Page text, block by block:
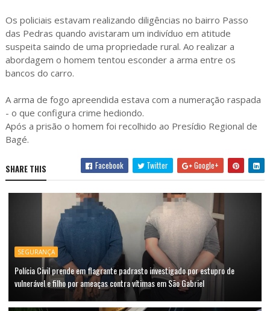
Os policiais estavam realizando diligências no bairro Passo
das Pedras quando avistaram um indivíduo em atitude
suspeita saindo de uma propriedade rural. Ao realizar a
abordagem o homem tentou esconder a arma entre os
bancos do carro.
A arma de fogo apreendida estava com a numeração raspada
- o que configura crime hediondo.
Após a prisão o homem foi recolhido ao Presídio Regional de
Bagé.
SHARE THIS Facebook Twitter Google+
SEGURANÇA
Polícia Civil prende em flagrante padrasto investigado por estupro de
vulnerável e filho por ameaças contra vítimas em São Gabriel